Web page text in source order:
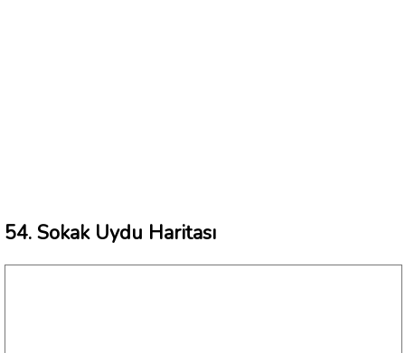
54. Sokak Uydu Haritası